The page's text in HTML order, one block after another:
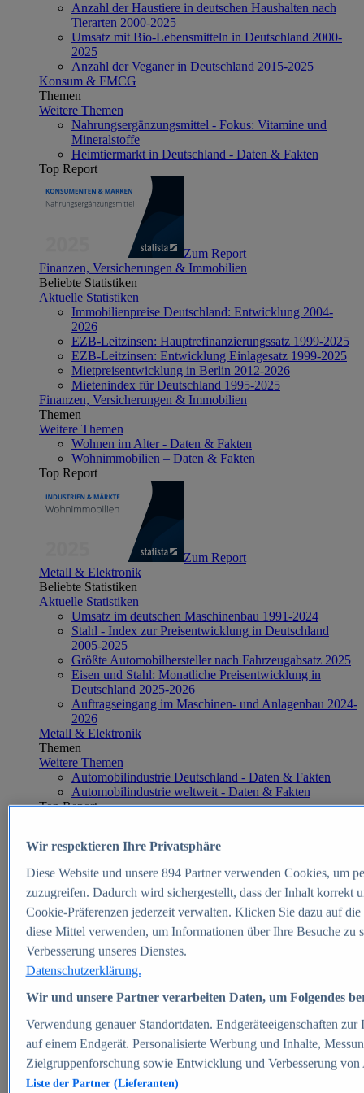
Anzahl der Haustiere in deutschen Haushalten nach
Tierarten 2000-2025
Umsatz mit Bio-Lebensmitteln in Deutschland 2000-
2025
Anzahl der Veganer in Deutschland 2015-2025
Konsum & FMCG
Themen
Weitere Themen
Nahrungsergänzungsmittel - Fokus: Vitamine und
Mineralstoffe
Heimtiermarkt in Deutschland - Daten & Fakten
Top Report
Zum Report
Finanzen, Versicherungen & Immobilien
Beliebte Statistiken
Aktuelle Statistiken
Immobilienpreise Deutschland: Entwicklung 2004-
2026
EZB-Leitzinsen: Hauptrefinanzierungssatz 1999-2025
EZB-Leitzinsen: Entwicklung Einlagesatz 1999-2025
Mietpreisentwicklung in Berlin 2012-2026
Mietenindex für Deutschland 1995-2025
Finanzen, Versicherungen & Immobilien
Themen
Weitere Themen
Wohnen im Alter - Daten & Fakten
Wohnimmobilien – Daten & Fakten
Top Report
Zum Report
Metall & Elektronik
Beliebte Statistiken
Aktuelle Statistiken
Umsatz im deutschen Maschinenbau 1991-2024
Stahl - Index zur Preisentwicklung in Deutschland
2005-2025
Größte Automobilhersteller nach Fahrzeugabsatz 2025
Eisen und Stahl: Monatliche Preisentwicklung in
Deutschland 2025-2026
Auftragseingang im Maschinen- und Anlagenbau 2024-
2026
Metall & Elektronik
Themen
Weitere Themen
Automobilindustrie Deutschland - Daten & Fakten
Automobilindustrie weltweit - Daten & Fakten
Top Report
Zum Report
E-commerce
Beliebte Statistiken
Aktuelle Statistiken
E-Commerce - Entwicklung des Umsatzes in
Deutschland 1999-2025
Umsatz von Amazon in Deutschland und weltweit
2010-2025
B2C-E-Commerce: Top-50 Online Shops in
Deutschland 2024
Marktanteile von Online-Zahlungsverfahren in
Deutschland 2024
Umsatzstarke Warengruppen im Online-Handel in
Deutschland 2023-2025
Wir respektieren Ihre Privatsphäre
Diese Website und unsere 894Partner verwenden Cookies, um
zuzugreifen. Dadurch wird sichergestellt, dass der Inhalt korrekt
Cookie-Präferenzen jederzeit verwalten. Klicken Sie dazu auf
diese Mittel verwenden, um Informationen über Ihre Besuche
Verbesserung unseres Dienstes.
Datenschutzerklärung.
Wir und unsere Partner verarbeiten Daten, um Folgendes
Verwendung genauer Standortdaten. Endgeräteeigenschaften
auf einem Endgerät. Personalisierte Werbung und Inhalte,
Zielgruppenforschung sowie Entwicklung und Verbesserung von
Liste der Partner (Lieferanten)